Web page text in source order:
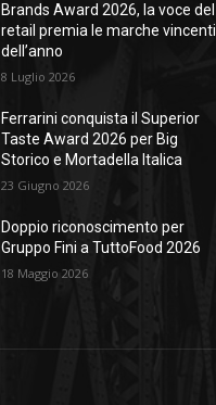
Brands Award 2026, la voce del
retail premia le marche vincenti
dell’anno
8 Luglio 2026
Ferrarini conquista il Superior
Taste Award 2026 per Big
Storico e Mortadella Italica
23 Giugno 2026
Doppio riconoscimento per
Gruppo Fini a TuttoFood 2026
18 Maggio 2026